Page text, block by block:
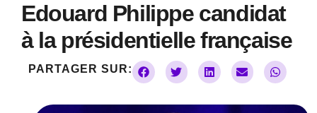
Edouard Philippe candidat
à la présidentielle française
PARTAGER SUR: